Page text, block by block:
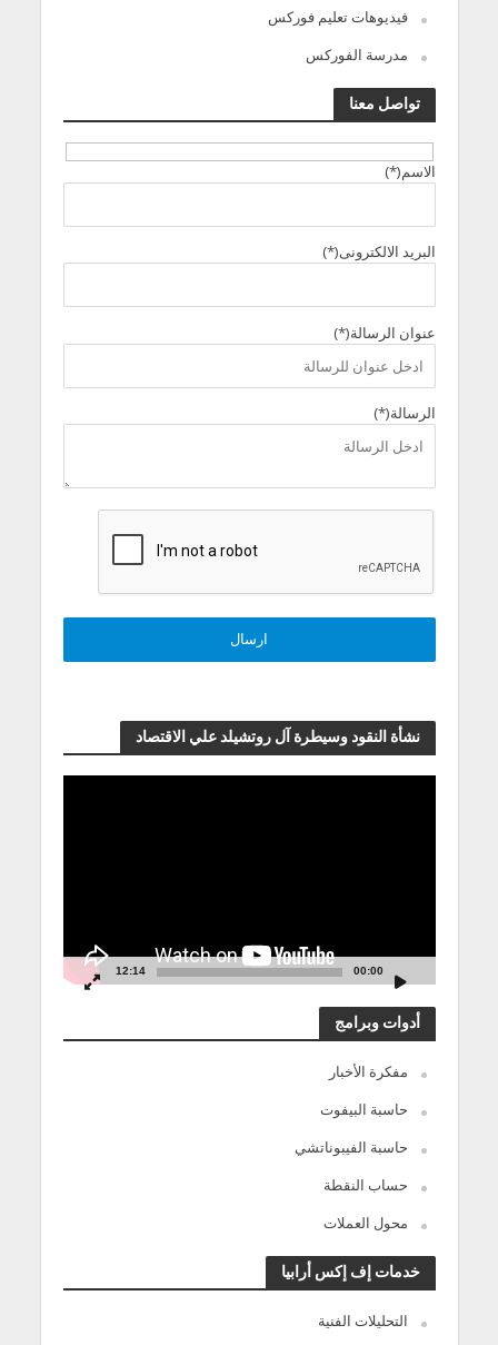
فيديوهات تعليم فوركس
مدرسة الفوركس
تواصل معنا
الاسم(*)
البريد الالكترونى(*)
عنوان الرسالة(*)
الرسالة(*)
نشأة النقود وسيطرة آل روتشيلد علي الاقتصاد
00:00
12:14
أدوات وبرامج
مفكرة الأخبار
حاسبة البيفوت
حاسبة الفيبوناتشي
حساب النقطة
محول العملات
خدمات إف إكس أرابيا
التحليلات الفنية